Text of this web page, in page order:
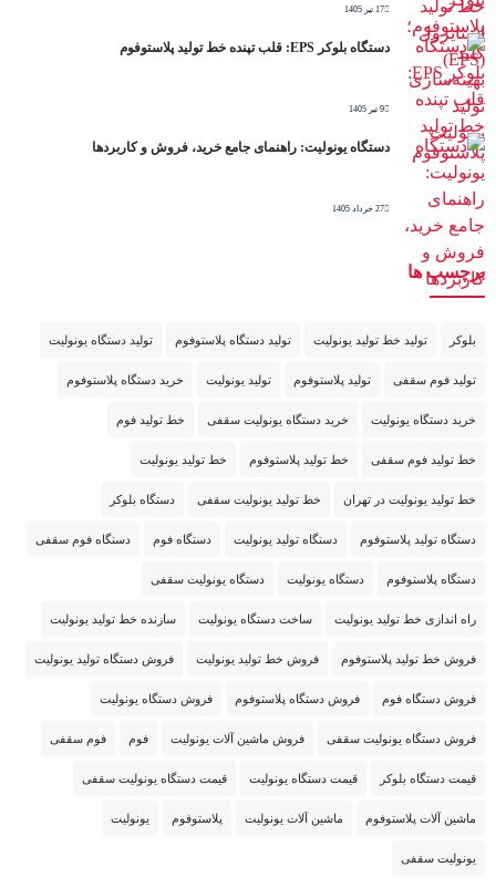
17 تیر 1405
دستگاه بلوکر EPS: قلب تپنده خط تولید پلاستوفوم
9 تیر 1405
دستگاه یونولیت: راهنمای جامع خرید، فروش و کاربردها
27 خرداد 1405
برچسب ها
بلوکر تولید خط تولید یونولیت تولید دستگاه پلاستوفوم تولید دستگاه یونولیت
تولید فوم سقفی تولید پلاستوفوم تولید یونولیت خرید دستگاه پلاستوفوم
خرید دستگاه یونولیت خرید دستگاه یونولیت سقفی خط تولید فوم
خط تولید فوم سقفی خط تولید پلاستوفوم خط تولید یونولیت
خط تولید یونولیت در تهران خط تولید یونولیت سقفی دستگاه بلوکر
دستگاه تولید پلاستوفوم دستگاه تولید یونولیت دستگاه فوم دستگاه فوم سقفی
دستگاه پلاستوفوم دستگاه یونولیت دستگاه یونولیت سقفی
راه اندازی خط تولید یونولیت ساخت دستگاه یونولیت سازنده خط تولید یونولیت
فروش خط تولید پلاستوفوم فروش خط تولید یونولیت فروش دستگاه تولید یونولیت
فروش دستگاه فوم فروش دستگاه پلاستوفوم فروش دستگاه یونولیت
فروش دستگاه یونولیت سقفی فروش ماشین آلات یونولیت فوم فوم سقفی
قیمت دستگاه بلوکر قیمت دستگاه یونولیت قیمت دستگاه یونولیت سقفی
ماشین آلات پلاستوفوم ماشین آلات یونولیت پلاستوفوم یونولیت
یونولیت سقفی